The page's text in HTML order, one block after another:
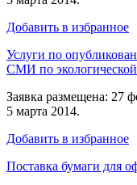
Добавить в избранное
Услуги по
СМИ по
Заявка размещена: 27
5 марта 2014.
Добавить в избранное
Поставка бумаги для